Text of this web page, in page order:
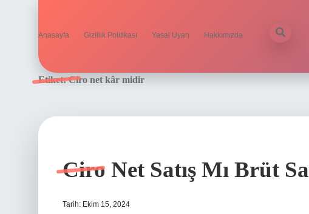
Anasayfa Gizlilik Politikası Yasal Uyarı Hakkımızda
Etiket:Ciro net kâr midir
Ciro Net Satış Mı Brüt
Tarih: Ekim 15, 2024